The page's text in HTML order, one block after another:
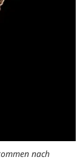
nach